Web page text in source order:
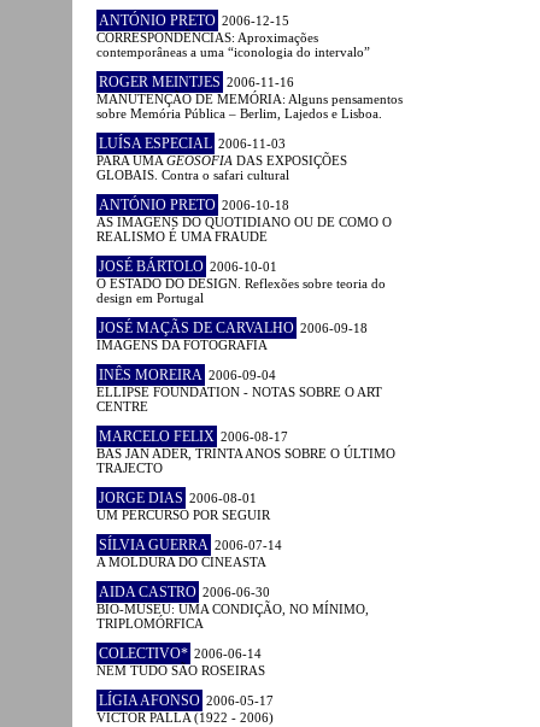
ANTÓNIO PRETO 2006-12-15
CORRESPONDÊNCIAS: Aproximações
contemporâneas a uma “iconologia do intervalo”
ROGER MEINTJES 2006-11-16
MANUTENÇÃO DE MEMÓRIA: Alguns pensamentos
sobre Memória Pública – Berlim, Lajedos e Lisboa.
LUÍSA ESPECIAL 2006-11-03
PARA UMA GEOSOFIA DAS EXPOSIÇÕES
GLOBAIS. Contra o safari cultural
ANTÓNIO PRETO 2006-10-18
AS IMAGENS DO QUOTIDIANO OU DE COMO O
REALISMO É UMA FRAUDE
JOSÉ BÁRTOLO 2006-10-01
O ESTADO DO DESIGN. Reflexões sobre teoria do
design em Portugal
JOSÉ MAÇÃS DE CARVALHO 2006-09-18
IMAGENS DA FOTOGRAFIA
INÊS MOREIRA 2006-09-04
ELLIPSE FOUNDATION - NOTAS SOBRE O ART
CENTRE
MARCELO FELIX 2006-08-17
BAS JAN ADER, TRINTA ANOS SOBRE O ÚLTIMO
TRAJECTO
JORGE DIAS 2006-08-01
UM PERCURSO POR SEGUIR
SÍLVIA GUERRA 2006-07-14
A MOLDURA DO CINEASTA
AIDA CASTRO 2006-06-30
BIO-MUSEU: UMA CONDIÇÃO, NO MÍNIMO,
TRIPLOMÓRFICA
COLECTIVO* 2006-06-14
NEM TUDO SÃO ROSEIRAS
LÍGIA AFONSO 2006-05-17
VICTOR PALLA (1922 - 2006)